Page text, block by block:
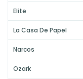
Elite
La Casa De Papel
Narcos
Ozark